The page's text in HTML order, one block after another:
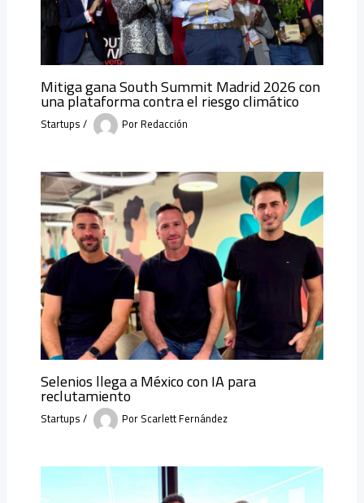
Mitiga gana South Summit Madrid 2026 con
una plataforma contra el riesgo climático
Startups/ PorRedacción
Selenios llega a México con IA para
reclutamiento
Startups/ PorScarlett Fernández